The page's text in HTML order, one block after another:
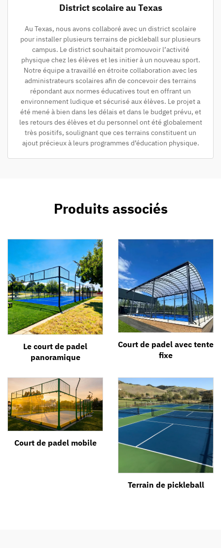
District scolaire au Texas
Au Texas, nous avons collaboré avec un district scolaire
pour installer plusieurs terrains de pickleball sur plusieurs
campus. Le district souhaitait promouvoir l’activité
physique chez les élèves et les initier à un nouveau sport.
Notre équipe a travaillé en étroite collaboration avec les
administrateurs scolaires afin de concevoir des terrains
répondant aux normes éducatives tout en offrant un
environnement ludique et sécurisé aux élèves. Le projet a
été mené à bien dans les délais et dans le budget prévu, et
les retours des élèves et du personnel ont été globalement
très positifs, soulignant que ces terrains constituent un
ajout précieux à leurs programmes d’éducation physique.
Produits associés
Le court de padel
panoramique
Court de padel avec tente
fixe
Court de padel mobile
Terrain de pickleball